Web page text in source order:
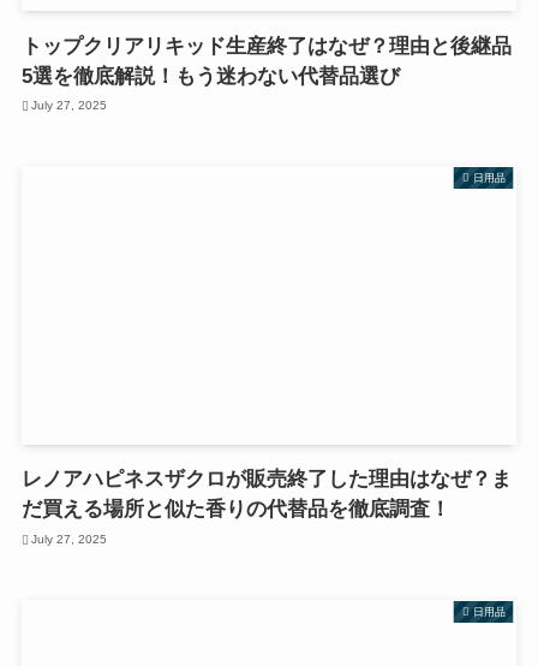
トップクリアリキッド生産終了はなぜ？理由と後継品
5選を徹底解説！もう迷わない代替品選び
July 27, 2025
日用品
レノアハピネスザクロが販売終了した理由はなぜ？ま
だ買える場所と似た香りの代替品を徹底調査！
July 27, 2025
日用品